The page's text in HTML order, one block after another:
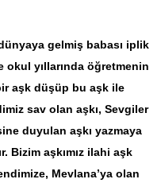
gelmiş babası iplik
okul yıllarında öğretmenin
aşk düşüp bu aşk ile
sav olan aşkı, Sevgiler
duyulan aşkı yazmaya
Bizim aşkımız ilahi aşk
Mevlana’ya olan